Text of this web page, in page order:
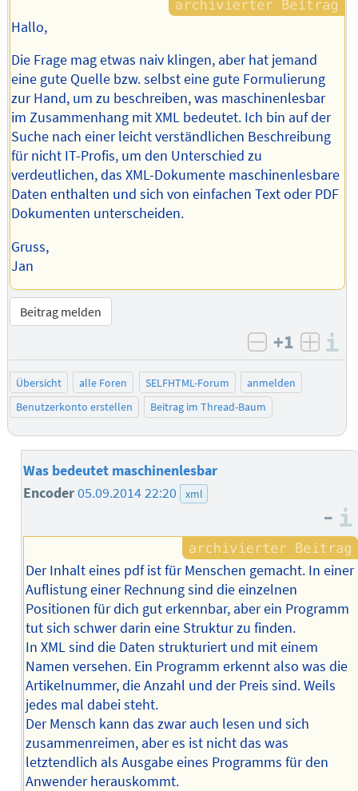
Hallo,
Die Frage mag etwas naiv klingen, aber hat jemand
eine gute Quelle bzw. selbst eine gute Formulierung
zur Hand, um zu beschreiben, was maschinenlesbar
im Zusammenhang mit XML bedeutet. Ich bin auf der
Suche nach einer leicht verständlichen Beschreibung
für nicht IT-Profis, um den Unterschied zu
verdeutlichen, das XML-Dokumente maschinenlesbare
Daten enthalten und sich von einfachen Text oder PDF
Dokumenten unterscheiden.
Gruss,
Jan
Beitrag melden
negativ
+1
Übersicht alle Foren SELFHTML-Forum
anmelden
Benutzerkonto erstellen
Beitrag im Thread-Baum
Was bedeutet maschinenlesbar
Encoder05.09.2014 22:20 xml
–
Der Inhalt eines pdf ist für Menschen gemacht. In einer
Auflistung einer Rechnung sind die einzelnen
Positionen für dich gut erkennbar, aber ein Programm
tut sich schwer darin eine Struktur zu finden.
In XML sind die Daten strukturiert und mit einem
Namen versehen. Ein Programm erkennt also was die
Artikelnummer, die Anzahl und der Preis sind. Weils
jedes mal dabei steht.
Der Mensch kann das zwar auch lesen und sich
zusammenreimen, aber es ist nicht das was
letztendlich als Ausgabe eines Programms für den
Anwender herauskommt.